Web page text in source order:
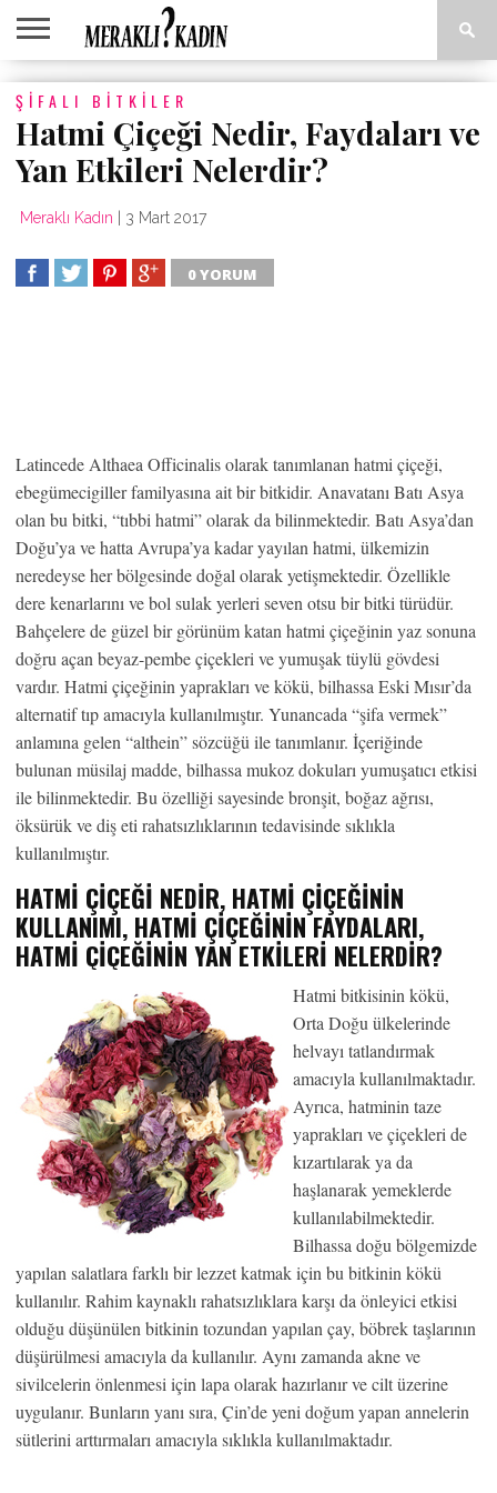
ANASAYFA
ANNE &
AŞK &
ASTROLOJI
EĞLENCE
GÜZELLIK
MODA
SAĞLIK
YEMEK
ŞIFALI BITKILER
Hatmi Çiçeği Nedir, Faydaları ve
Yan Etkileri Nelerdir?
Meraklı Kadın 3 Mart 2017
0 YORUM
Latincede Althaea Officinalis olarak tanımlanan hatmi çiçeği,
ebegümecigiller familyasına ait bir bitkidir. Anavatanı Batı Asya
olan bu bitki, “tıbbi hatmi” olarak da bilinmektedir. Batı Asya’dan
Doğu’ya ve hatta Avrupa’ya kadar yayılan hatmi, ülkemizin
neredeyse her bölgesinde doğal olarak yetişmektedir. Özellikle
dere kenarlarını ve bol sulak yerleri seven otsu bir bitki türüdür.
Bahçelere de güzel bir görünüm katan hatmi çiçeğinin yaz sonuna
doğru açan beyaz-pembe çiçekleri ve yumuşak tüylü gövdesi
vardır. Hatmi çiçeğinin yaprakları ve kökü, bilhassa Eski Mısır’da
alternatif tıp amacıyla kullanılmıştır. Yunancada “şifa vermek”
anlamına gelen “althein” sözcüğü ile tanımlanır. İçeriğinde
bulunan müsilaj madde, bilhassa mukoz dokuları yumuşatıcı etkisi
ile bilinmektedir. Bu özelliği sayesinde bronşit, boğaz ağrısı,
öksürük ve diş eti rahatsızlıklarının tedavisinde sıklıkla
kullanılmıştır.
HATMI ÇIÇEĞI NEDIR, HATMI ÇIÇEĞININ
KULLANIMI, HATMI ÇIÇEĞININ FAYDALARI,
HATMI ÇIÇEĞININ YAN ETKILERI NELERDIR?
Hatmi bitkisinin kökü,
Orta Doğu ülkelerinde
helvayı tatlandırmak
amacıyla kullanılmaktadır.
Ayrıca, hatminin taze
yaprakları ve çiçekleri de
kızartılarak ya da
haşlanarak yemeklerde
kullanılabilmektedir.
Bilhassa doğu bölgemizde
yapılan salatlara farklı bir lezzet katmak için bu bitkinin kökü
kullanılır. Rahim kaynaklı rahatsızlıklara karşı da önleyici etkisi
olduğu düşünülen bitkinin tozundan yapılan çay, böbrek taşlarının
düşürülmesi amacıyla da kullanılır. Aynı zamanda akne ve
sivilcelerin önlenmesi için lapa olarak hazırlanır ve cilt üzerine
uygulanır. Bunların yanı sıra, Çin’de yeni doğum yapan annelerin
sütlerini arttırmaları amacıyla sıklıkla kullanılmaktadır.